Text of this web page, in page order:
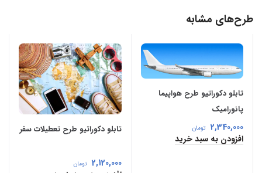
طرح‌های مشابه
تابلو دکوراتیو طرح هواپیما
پانورامیک
2,340,000 تومان
افزودن به سبد خرید
تابلو دکوراتیو طرح تعطیلات سفر
2,120,000 تومان